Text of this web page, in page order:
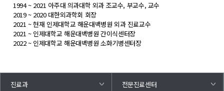
1994 ~ 2021 아주대 의과대학 외과 조교수, 부교수, 교수
2019 ~ 2020 대한외과학회 회장
2021 ~ 현재 인제대학교 해운대백병원 외과 진료교수
2021 ~ 인제대학교 해운대백병원 간이식센터장
2022 ~ 인제대학교 해운대백병원 소화기병센터장
진료과 전문진료센터